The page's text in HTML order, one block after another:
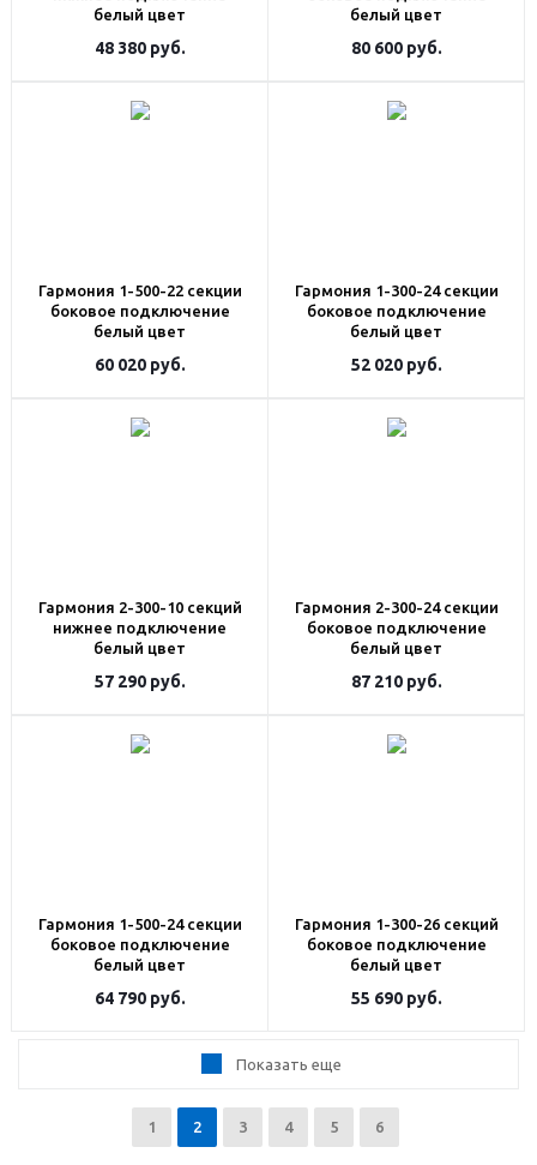
белый цвет
48 380руб.
белый цвет
80 600руб.
Гармония 1-500-22 секции
боковое подключение
белый цвет
60 020руб.
Гармония 1-300-24 секции
боковое подключение
белый цвет
52 020руб.
Гармония 2-300-10 секций
нижнее подключение
белый цвет
57 290руб.
Гармония 2-300-24 секции
боковое подключение
белый цвет
87 210руб.
Гармония 1-500-24 секции
боковое подключение
белый цвет
64 790руб.
Гармония 1-300-26 секций
боковое подключение
белый цвет
55 690руб.
Показать еще
1 2 3 4 5 6